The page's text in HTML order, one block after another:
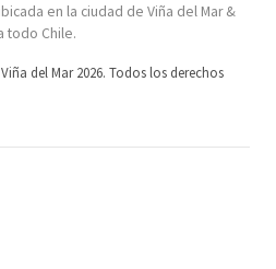
en la ciudad de Viña del Mar &
todo Chile.
del Mar 2026. Todos los derechos